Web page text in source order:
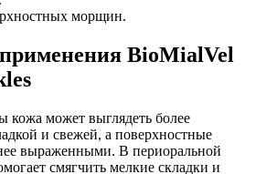
морщин.
применения BioMialVel
кожа может выглядеть более
и свежей, а поверхностные
выраженными. В периоральной
смягчить мелкие складки и